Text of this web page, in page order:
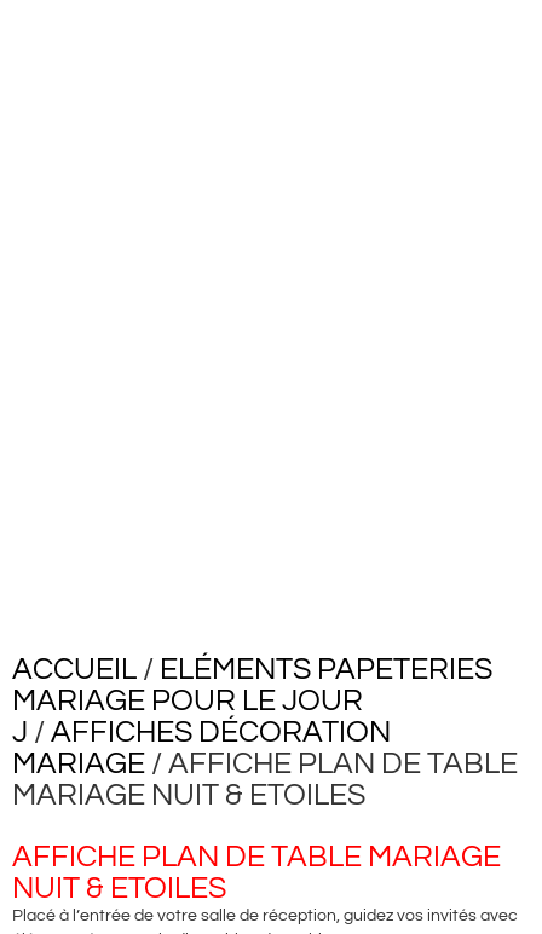
ACCUEIL / ELÉMENTS PAPETERIES
MARIAGE POUR LE JOUR
J /AFFICHES DÉCORATION
MARIAGE / AFFICHE PLAN DE TABLE
MARIAGE NUIT & ETOILES
AFFICHE PLAN DE TABLE MARIAGE
NUIT & ETOILES
Placé à l’entrée de votre salle de réception, guidez vos invités avec